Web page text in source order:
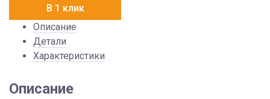
H24A4/FP-
R1
В 1 клик
Описание
Детали
Характеристики
Описание